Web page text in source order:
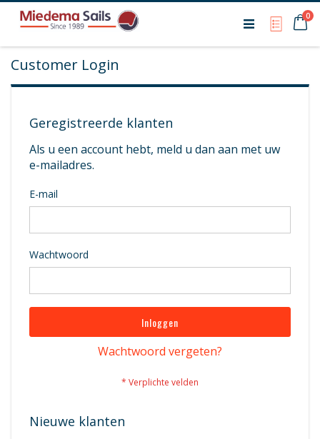
My0
Customer Login
Geregistreerde klanten
Als u een account hebt, meld u dan aan met uw
e-mailadres.
E-mail
Wachtwoord
Inloggen
Wachtwoord vergeten?
Nieuwe klanten